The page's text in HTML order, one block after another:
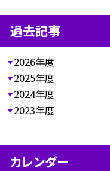
過去記事
2026年度
2025年度
2024年度
2023年度
カレンダー